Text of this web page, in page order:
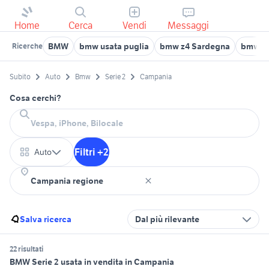
Home Cerca Vendi Messaggi
Ricerche BMW bmw usata puglia bmw z4 Sardegna bmw
Subito Auto Bmw Serie 2 Campania
Cosa cerchi?
Auto Filtri +2
Salva ricerca Dal più rilevante
22 risultati
BMW Serie 2 usata in vendita in Campania